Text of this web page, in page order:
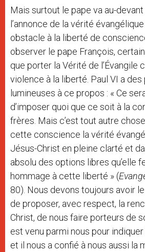
Mais surtout le pape va au-devant
l’annonce de la vérité évangélique
obstacle à la liberté de
observer le pape François,
que porter la Vérité de l’Évangile
violence à la liberté. Paul VI a des
lumineuses à ce propos : « Ce
d’imposer quoi que ce soit à la
frères. Mais c’est tout autre
cette conscience la vérité
Jésus-Christ en pleine clarté et
absolu des options libres qu’elle
hommage à cette liberté » (
80). Nous devons toujours avoir
de proposer, avec respect, la
Christ, de nous faire porteurs de
est venu parmi nous pour
et il nous a confié à nous aussi la